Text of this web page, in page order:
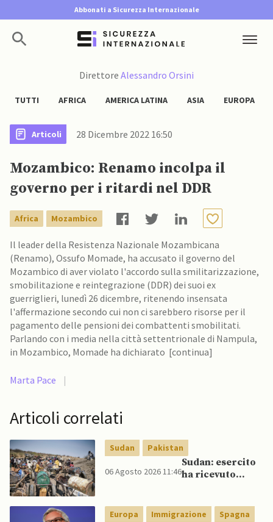
Abbonati a Sicurezza Internazionale
Direttore Alessandro Orsini
TUTTI AFRICA AMERICA LATINA ASIA EUROPA
Articoli 28 Dicembre 2022 16:50
Mozambico: Renamo incolpa il
governo per i ritardi nel DDR
Africa Mozambico
Il leader della Resistenza Nazionale Mozambicana
(Renamo), Ossufo Momade, ha accusato il governo del
Mozambico di aver violato l'accordo sulla smilitarizzazione,
smobilitazione e reintegrazione (DDR) dei suoi ex
guerriglieri, lunedì 26 dicembre, ritenendo insensata
l'affermazione secondo cui non ci sarebbero risorse per il
pagamento delle pensioni dei combattenti smobilitati.
Parlando con i media nella città settentrionale di Nampula,
in Mozambico, Momade ha dichiarato [continua]
Marta Pace |
Articoli correlati
Sudan Pakistan
06 Agosto 2026 11:46
Sudan: esercito
ha ricevuto
Pakistan
Europa Immigrazione Spagna